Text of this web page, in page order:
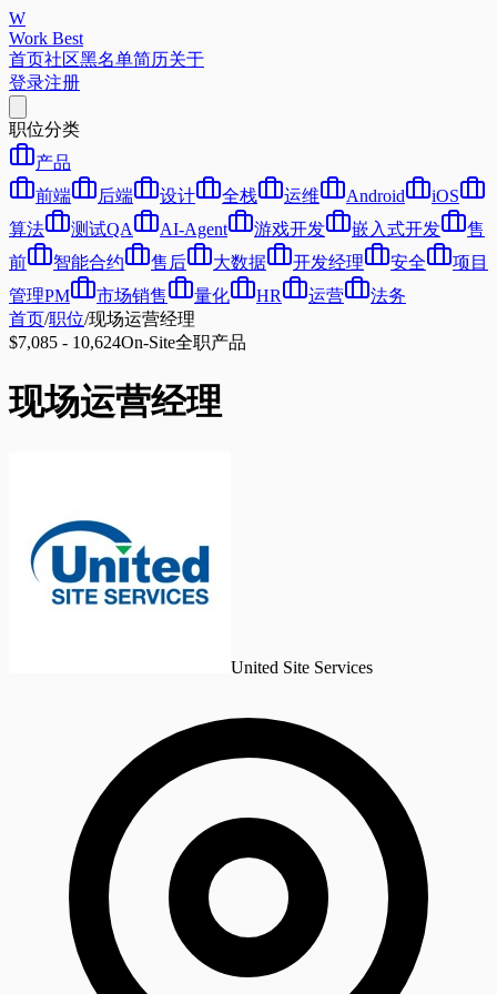
W
Work Best
首页社区黑名单简历关于
登录注册
职位分类
产品
前端
后端 设计 全栈 运维 Android
iOS
算法
测试QA AI-Agent 游戏开发 嵌入式开发
售
前
智能合约 售后 大数据 开发经理 安全
项目
管理PM
市场销售 量化 HR 运营
法务
首页/职位/现场运营经理
$7,085 - 10,624On-Site全职产品
现场运营经理
United Site Services